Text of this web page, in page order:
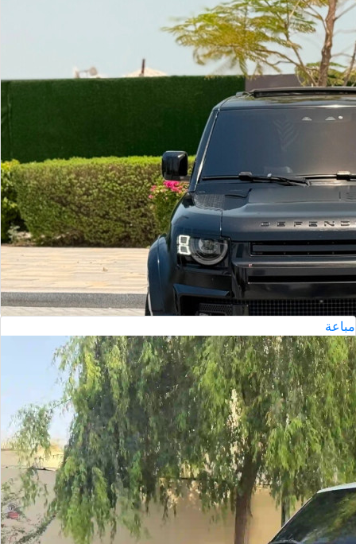
2024
لاند روفر دفندر 110
الدوحة
مستعملة
أتوماتيك
السعر إبتداء من
339,000ريال
2020
لاند روفر دفندر 110
مباعة